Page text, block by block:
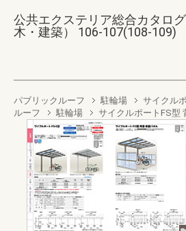
公共エクステリア総合カタロ
木・建築） 106-107(108-109)
パブリックルーフ 駐輪場 サイクル
ルーフ
駐輪場 サイクルポートFS型